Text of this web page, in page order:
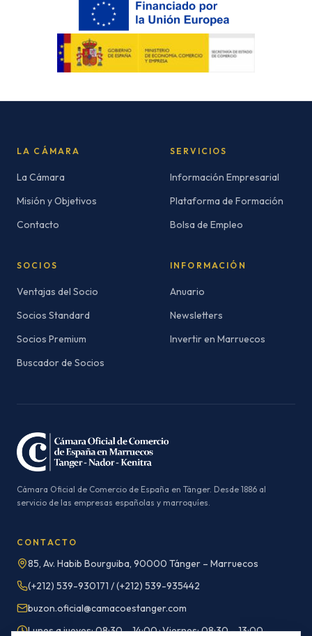
LA CÁMARA
La Cámara
Misión y Objetivos
Contacto
SERVICIOS
Información Empresarial
Plataforma de Formación
Bolsa de Empleo
SOCIOS
Ventajas del Socio
Socios Standard
Socios Premium
Buscador de Socios
INFORMACIÓN
Anuario
Newsletters
Invertir en Marruecos
Cámara Oficial de Comercio de España en Tánger. Desde 1886 al
servicio de las empresas españolas y marroquíes.
CONTACTO
85, Av. Habib Bourguiba, 90000 Tánger – Marruecos
(+212) 539-930171 / (+212) 539-935442
buzon.oficial@camacoestanger.com
Lunes a jueves: 08:30 – 14:00 · Viernes: 08:30 – 13:00